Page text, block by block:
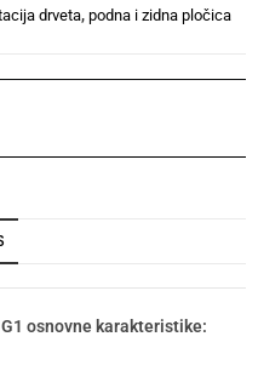
drveta, podna i zidna pločica
G1 osnovne karakteristike: